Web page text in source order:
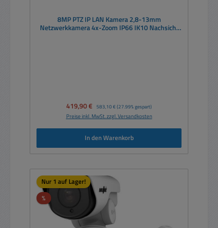
8MP PTZ IP LAN Kamera 2,8-13mm
Netzwerkkamera 4x-Zoom IP66 IK10 Nachsicht
Verkaufspreis:
419,90 € Regulärer Preis:
583,10 € (27.99% gespart)
Preise inkl. MwSt. zzgl. Versandkosten
In den Warenkorb
Nur 1 auf Lager!
%Rabatt